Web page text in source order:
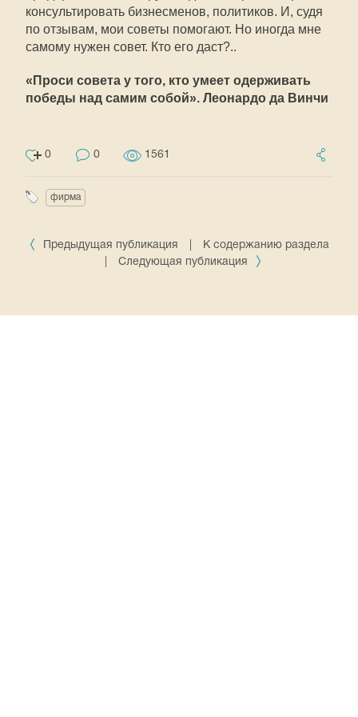
консультировать бизнесменов, политиков. И, судя
по отзывам, мои советы помогают. Но иногда мне
самому нужен совет. Кто его даст?..
«Проси совета у того, кто умеет одерживать
победы над самим собой». Леонардо да Винчи
0 0 1561
фирма
Предыдущая публикация
К содержанию раздела
Следующая публикация